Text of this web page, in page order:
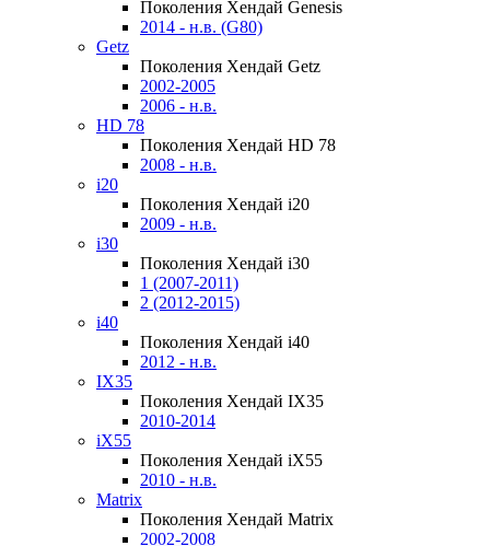
Поколения Хендай Genesis
2014 - н.в. (G80)
Getz
Поколения Хендай Getz
2002-2005
2006 - н.в.
HD 78
Поколения Хендай HD 78
2008 - н.в.
i20
Поколения Хендай i20
2009 - н.в.
i30
Поколения Хендай i30
1 (2007-2011)
2 (2012-2015)
i40
Поколения Хендай i40
2012 - н.в.
IX35
Поколения Хендай IX35
2010-2014
iX55
Поколения Хендай iX55
2010 - н.в.
Matrix
Поколения Хендай Matrix
2002-2008